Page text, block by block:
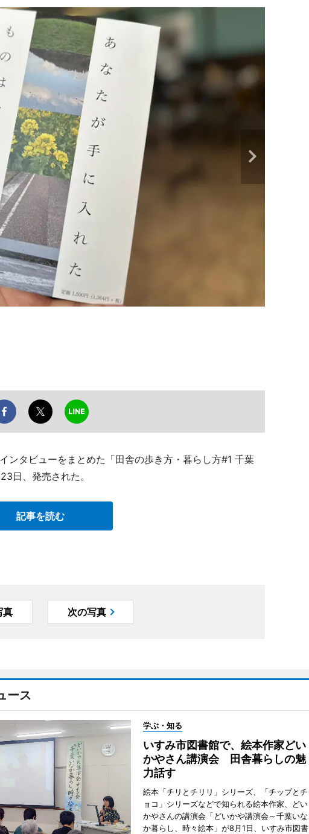
ンタビューをまとめた「田舎の歩き方・暮らし方#1 千葉
日、発売された。
記事を読む
真 次の写真
ース
学ぶ・知る
いすみ市図書館で、絵本作家どい
かやさん講演会 田舎暮らしの魅
力話す
絵本「チリとチリリ」シリーズ、「チップとチ
ョコ」シリーズなどで知られる絵本作家、どい
かやさんの講演会「どいかや講演会～千葉いな
か暮らし、時々絵本」が8月1日、いすみ市図書